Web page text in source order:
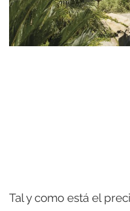
Tal y como está el